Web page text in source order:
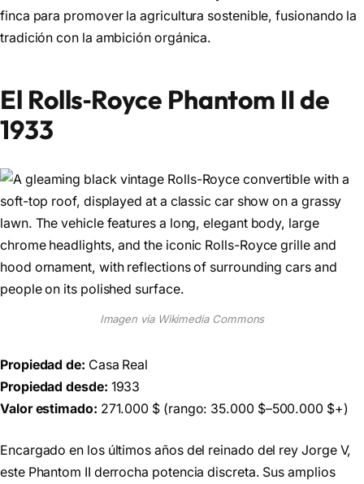
finca para promover la agricultura sostenible, fusionando la
tradición con la ambición orgánica.
El Rolls‑Royce Phantom II de
1933
Imagen vía Wikimedia Commons
Propiedad de: Casa Real
Propiedad desde: 1933
Valor estimado: 271.000 $ (rango: 35.000 $–500.000 $+)
Encargado en los últimos años del reinado del rey Jorge V,
este Phantom II derrocha potencia discreta. Sus amplios